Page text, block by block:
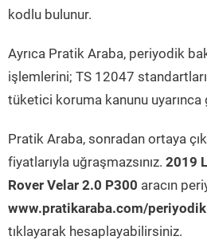
kodlu bulunur.
Ayrıca Pratik Araba, periyodik
işlemlerini; TS 12047
tüketici koruma kanunu
Pratik Araba, sonradan ortaya
fiyatlarıyla uğraşmazsınız. 2019
Rover Velar 2.0 P300 aracın
www.pratikaraba.com/
tıklayarak hesaplayabilirsiniz.